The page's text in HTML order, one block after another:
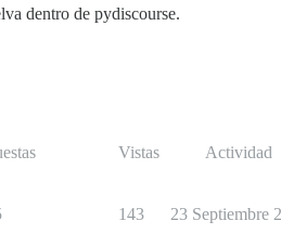
dentro de pydiscourse.
Vistas Actividad
143 23 Septiembre